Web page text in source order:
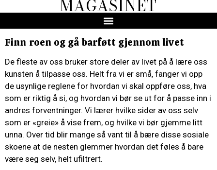
MAGASINET
Finn roen og gå barføtt gjennom livet
De fleste av oss bruker store deler av livet på å lære oss
kunsten å tilpasse oss. Helt fra vi er små, fanger vi opp
de usynlige reglene for hvordan vi skal oppføre oss, hva
som er riktig å si, og hvordan vi bør se ut for å passe inn i
andres forventninger. Vi lærer hvilke sider av oss selv
som er «greie» å vise frem, og hvilke vi bør gjemme litt
unna. Over tid blir mange så vant til å bære disse sosiale
skoene at de nesten glemmer hvordan det føles å bare
være seg selv, helt ufiltrert.